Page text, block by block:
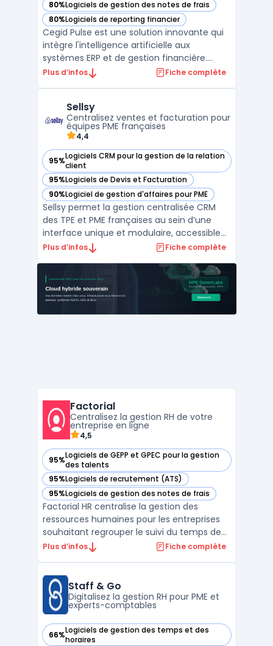
80%Logiciels de gestion des notes de frais
— voir Cegid Pulse dans cette catégorie
80%Logiciels de reporting financier
— voir Cegid Pulse dans cette catégorie
Cegid Pulse est une solution innovante qui
intègre l'intelligence artificielle aux
systèmes ERP et de gestion financière.
Conçu pour automatiser et optimiser les
données en temps réel et de proposer des
recommanda ...
Plus d’infos Fiche complète
Sellsy
Centralisez ventes et facturation pour
équipes PME françaises
4,4
95%Logiciels CRM pour la gestion de la relation
client
— voir Sellsy dans cette catégorie
95%Logiciels de Devis et Facturation
— voir Sellsy dans cette catégorie
90%Logiciel de gestion d'affaires pour PME
— voir Sellsy dans cette catégorie
Sellsy permet la gestion centralisée CRM
des TPE et PME françaises au sein d’une
interface unique et modulaire, accessible
en cloud, mobile et API. La problématique
le pilotage des processus liés à la
facturation électronique, au suivi
commercial, au pilot ...
Plus d’infos Fiche complète
Factorial
Centralisez la gestion RH de votre
entreprise en ligne
4,5
95%Logiciels de GEPP et GPEC pour la gestion
des talents
— voir Factorial dans cette catégorie
95%Logiciels de recrutement (ATS)
— voir Factorial dans cette catégorie
95%Logiciels de gestion des notes de frais
— voir Factorial dans cette catégorie
Factorial HR centralise la gestion des
ressources humaines pour les entreprises
souhaitant regrouper le suivi du temps de
travail, des absences, de la paie, du
l'accès aux dossiers des collaborateurs, la
gestion docum ...
Plus d’infos Fiche complète
Staff & Go
Digitalisez la gestion RH pour PME et
experts-comptables
66%Logiciels de gestion des temps et des
horaires
— voir Staff & Go dans cette catégorie